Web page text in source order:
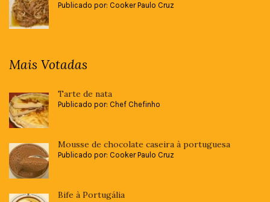
Publicado por: Cooker Paulo Cruz
Mais Votadas
Tarte de nata
Publicado por: Chef Chefinho
Mousse de chocolate caseira à portuguesa
Publicado por: Cooker Paulo Cruz
Bife à Portugália